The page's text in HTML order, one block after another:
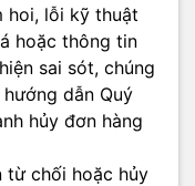
hoi, lỗi kỹ thuật
hoặc thông tin
sai sót, chúng
dẫn Quý
hủy đơn hàng
từ chối hoặc hủy